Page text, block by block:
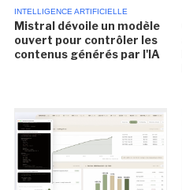
INTELLIGENCE ARTIFICIELLE
Mistral dévoile un modèle
ouvert pour contrôler les
contenus générés par l'IA